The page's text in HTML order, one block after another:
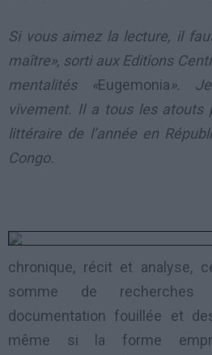
Si vous aimez la lecture, il
maître», sorti aux Editions
mentalités «Eugemonia».
vivement. Il a tous les atouts
littéraire de l’année en
Congo.
chronique, récit et analyse,
somme de
documentation fouillée et
même si la forme